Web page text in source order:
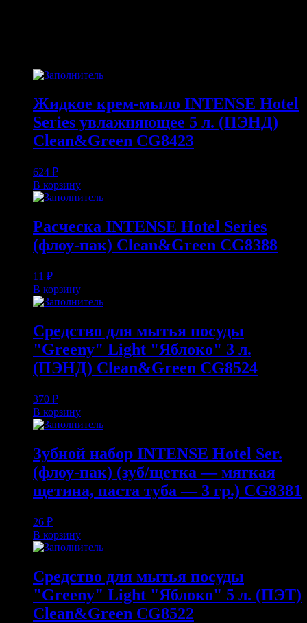
Жидкое крем-мыло INTENSE Hotel
Series увлажняющее 5 л. (ПЭНД)
Clean&Green CG8423
624 ₽
В корзину
Расческа INTENSE Hotel Series
(флоу-пак) Clean&Green CG8388
11 ₽
В корзину
Средство для мытья посуды
"Greeny" Light "Яблоко" 3 л.
(ПЭНД) Clean&Green CG8524
370 ₽
В корзину
Зубной набор INTENSE Hotel Ser.
(флоу-пак) (зуб/щетка — мягкая
щетина, паста туба — 3 гр.) CG8381
26 ₽
В корзину
Средство для мытья посуды
"Greeny" Light "Яблоко" 5 л. (ПЭТ)
Clean&Green CG8522